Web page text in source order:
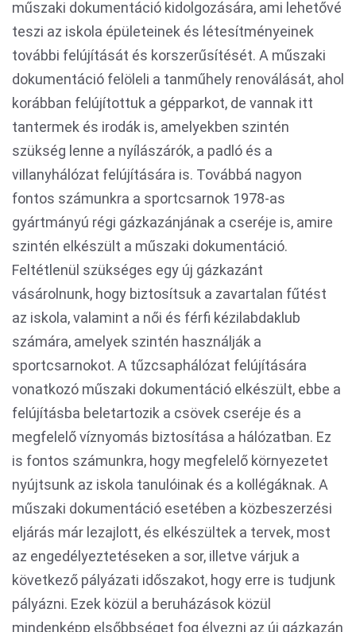
műszaki dokumentáció kidolgozására, ami lehetővé
teszi az iskola épületeinek és létesítményeinek
további felújítását és korszerűsítését. A műszaki
dokumentáció felöleli a tanműhely renoválását, ahol
korábban felújítottuk a gépparkot, de vannak itt
tantermek és irodák is, amelyekben szintén
szükség lenne a nyílászárók, a padló és a
villanyhálózat felújítására is. Továbbá nagyon
fontos számunkra a sportcsarnok 1978-as
gyártmányú régi gázkazánjának a cseréje is, amire
szintén elkészült a műszaki dokumentáció.
Feltétlenül szükséges egy új gázkazánt
vásárolnunk, hogy biztosítsuk a zavartalan fűtést
az iskola, valamint a női és férfi kézilabdaklub
számára, amelyek szintén használják a
sportcsarnokot. A tűzcsaphálózat felújítására
vonatkozó műszaki dokumentáció elkészült, ebbe a
felújításba beletartozik a csövek cseréje és a
megfelelő víznyomás biztosítása a hálózatban. Ez
is fontos számunkra, hogy megfelelő környezetet
nyújtsunk az iskola tanulóinak és a kollégáknak. A
műszaki dokumentáció esetében a közbeszerzési
eljárás már lezajlott, és elkészültek a tervek, most
az engedélyeztetéseken a sor, illetve várjuk a
következő pályázati időszakot, hogy erre is tudjunk
pályázni. Ezek közül a beruházások közül
mindenképp elsőbbséget fog élvezni az új gázkazán